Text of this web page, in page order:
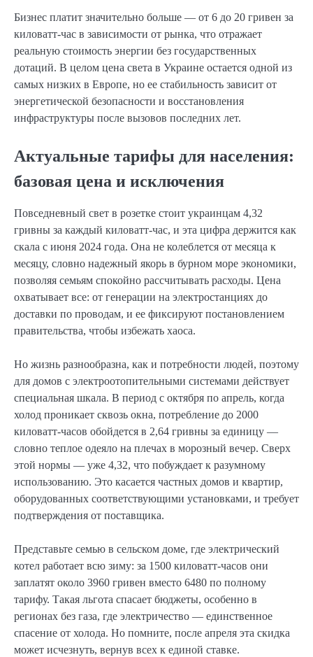
Бизнес платит значительно больше — от 6 до 20 гривен за
киловатт-час в зависимости от рынка, что отражает
реальную стоимость энергии без государственных
дотаций. В целом цена света в Украине остается одной из
самых низких в Европе, но ее стабильность зависит от
энергетической безопасности и восстановления
инфраструктуры после вызовов последних лет.
Актуальные тарифы для населения:
базовая цена и исключения
Повседневный свет в розетке стоит украинцам 4,32
гривны за каждый киловатт-час, и эта цифра держится как
скала с июня 2024 года. Она не колеблется от месяца к
месяцу, словно надежный якорь в бурном море экономики,
позволяя семьям спокойно рассчитывать расходы. Цена
охватывает все: от генерации на электростанциях до
доставки по проводам, и ее фиксируют постановлением
правительства, чтобы избежать хаоса.
Но жизнь разнообразна, как и потребности людей, поэтому
для домов с электроотопительными системами действует
специальная шкала. В период с октября по апрель, когда
холод проникает сквозь окна, потребление до 2000
киловатт-часов обойдется в 2,64 гривны за единицу —
словно теплое одеяло на плечах в морозный вечер. Сверх
этой нормы — уже 4,32, что побуждает к разумному
использованию. Это касается частных домов и квартир,
оборудованных соответствующими установками, и требует
подтверждения от поставщика.
Представьте семью в сельском доме, где электрический
котел работает всю зиму: за 1500 киловатт-часов они
заплатят около 3960 гривен вместо 6480 по полному
тарифу. Такая льгота спасает бюджеты, особенно в
регионах без газа, где электричество — единственное
спасение от холода. Но помните, после апреля эта скидка
может исчезнуть, вернув всех к единой ставке.